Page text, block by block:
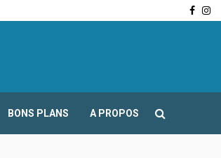
BONS PLANS A PROPOS